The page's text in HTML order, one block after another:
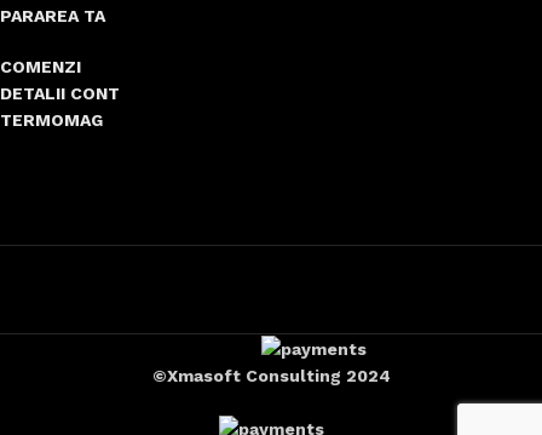
PARAREA TA
COMENZI
DETALII CONT
TERMOMAG
©Xmasoft Consulting 2024